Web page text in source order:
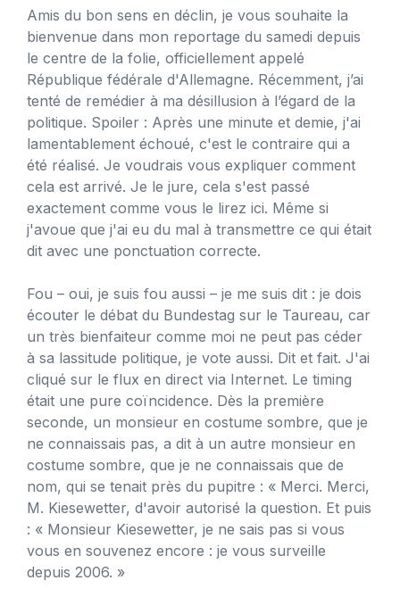
Amis du bon sens en déclin, je vous souhaite la
bienvenue dans mon reportage du samedi depuis
le centre de la folie, officiellement appelé
République fédérale d'Allemagne. Récemment, j’ai
tenté de remédier à ma désillusion à l’égard de la
politique. Spoiler : Après une minute et demie, j'ai
lamentablement échoué, c'est le contraire qui a
été réalisé. Je voudrais vous expliquer comment
cela est arrivé. Je le jure, cela s'est passé
exactement comme vous le lirez ici. Même si
j'avoue que j'ai eu du mal à transmettre ce qui était
dit avec une ponctuation correcte.
Fou – oui, je suis fou aussi – je me suis dit : je dois
écouter le débat du Bundestag sur le Taureau, car
un très bienfaiteur comme moi ne peut pas céder
à sa lassitude politique, je vote aussi. Dit et fait. J'ai
cliqué sur le flux en direct via Internet. Le timing
était une pure coïncidence. Dès la première
seconde, un monsieur en costume sombre, que je
ne connaissais pas, a dit à un autre monsieur en
costume sombre, que je ne connaissais que de
nom, qui se tenait près du pupitre : « Merci. Merci,
M. Kiesewetter, d'avoir autorisé la question. Et puis
: « Monsieur Kiesewetter, je ne sais pas si vous
vous en souvenez encore : je vous surveille
depuis 2006. »